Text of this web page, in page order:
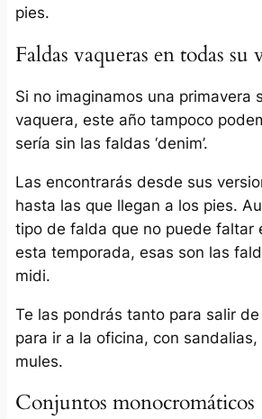
pies.
Faldas vaqueras en todas su
Si no imaginamos una primavera
vaquera, este año tampoco
sería sin las faldas ‘denim’.
Las encontrarás desde sus
hasta las que llegan a los pies.
tipo de falda que no puede faltar
esta temporada, esas son las
midi.
Te las pondrás tanto para salir
para ir a la oficina, con
mules.
Conjuntos monocromáticos